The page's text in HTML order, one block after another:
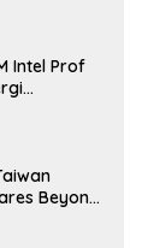
Intel Prof
Beyond